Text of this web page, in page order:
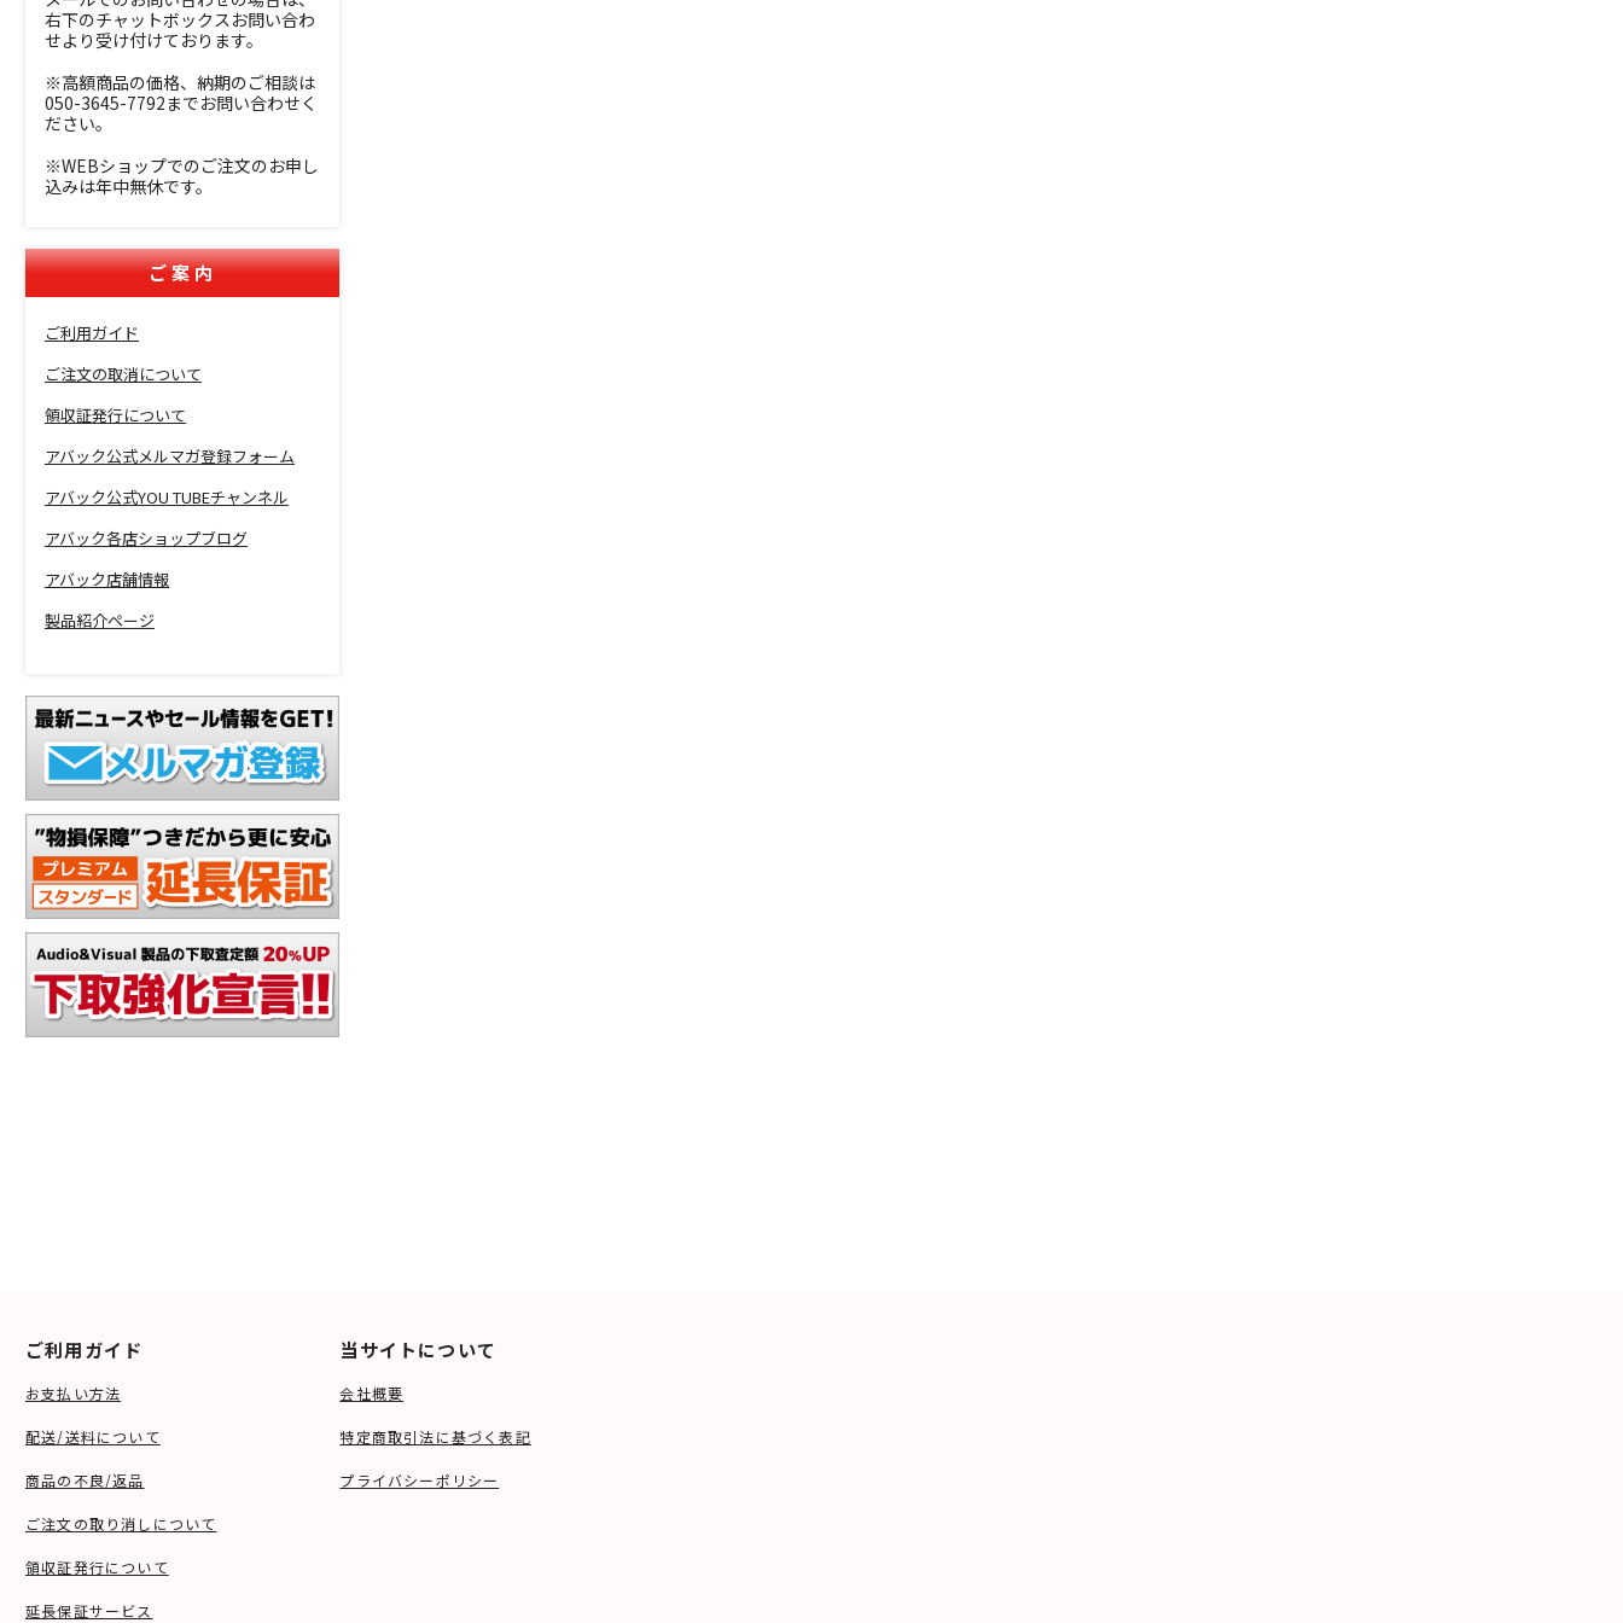
右下のチャットボックスお問い合わ
せより受け付けております。
※高額商品の価格、納期のご相談は
050-3645-7792までお問い合わせく
ださい。
※WEBショップでのご注文のお申し
込みは年中無休です。
ご案内
ご利用ガイド
ご注文の取消について
領収証発行について
アバック公式メルマガ登録フォーム
アバック公式YOU TUBEチャンネル
アバック各店ショップブログ
アバック店舗情報
製品紹介ページ
ご利用ガイド
お支払い方法
配送/送料について
商品の不良/返品
ご注文の取り消しについて
領収証発行について
延長保証サービス
当サイトについて
会社概要
特定商取引法に基づく表記
プライバシーポリシー